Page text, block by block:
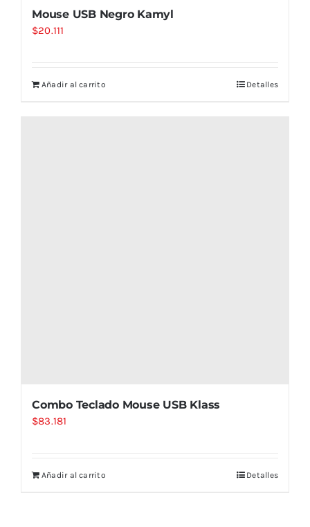
Mouse USB Negro Kamyl
$20.111
Añadir al carrito Detalles
Combo Teclado Mouse USB Klass
$83.181
Añadir al carrito Detalles